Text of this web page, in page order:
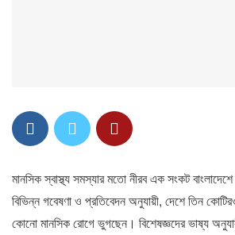
মানসিক স্বাস্থ্য সমস্যার মতো নীরব এক সংকট
বিভিন্ন গবেষণা ও প্রতিবেদন অনুযায়ী, দেশে তিন
কোনো মানসিক রোগে ভুগছেন। বিশেষজ্ঞদের ভাষ্য